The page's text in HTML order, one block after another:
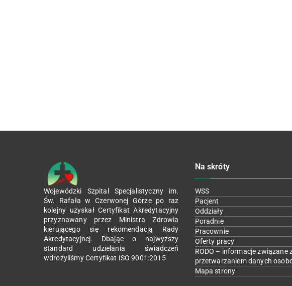
Wojewódzki Szpital Specjalistyczny im.
Św. Rafała w Czerwonej Górze po raz
kolejny uzyskał Certyfikat Akredytacyjny
przyznawany przez Ministra Zdrowia
kierującego się rekomendacją Rady
Akredytacyjnej. Dbając o najwyższy
standard udzielania świadczeń
wdrożyliśmy Certyfikat ISO 9001:2015
Na skróty
WSS
Pacjent
Oddziały
Poradnie
Pracownie
Oferty pracy
RODO – informacje związane
przetwarzaniem danych
Mapa strony